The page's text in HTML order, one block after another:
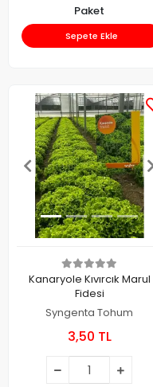
Paket
Sepete Ekle
Kanaryole Kıvırcık Marul
Fidesi
Syngenta Tohum
3,50 TL